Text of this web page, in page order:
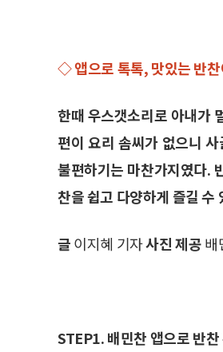
◇ 앱으로 톡톡, 맛있는 반찬
한때 우스갯소리로 아내가
편이 요리 솜씨가 없으니
불편하기는 마찬가지였다.
찬을 쉽고 다양하게 즐길 수
글이지혜 기자사진 제공배
STEP1. 배민찬 앱으로 반찬